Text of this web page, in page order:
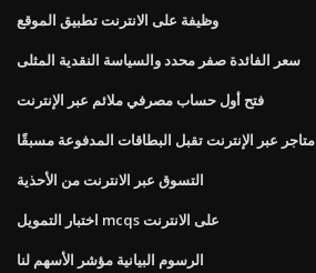
وظيفة على الانترنت تطبيق الموقع
سعر الفائدة صفر محدد والسياسة النقدية المثلى
فتح أول حساب مصرفي ملائم عبر الإنترنت
متاجر عبر الإنترنت تقبل البطاقات المدفوعة مسبقًا
التسوق عبر الانترنت من الأحذية
اختبار التمويل mcqs على الانترنت
الرسوم البيانية مؤشر الأسهم لنا